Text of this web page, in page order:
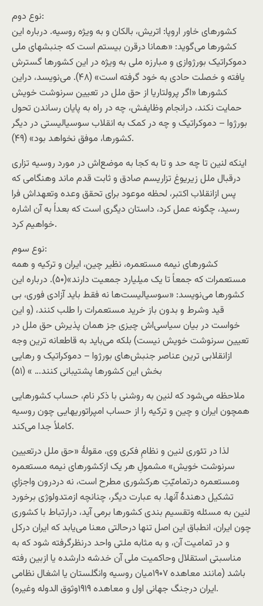
نوع دوم:
کشورهای خاور اروپا: اتريش، بالکان و به ويژه روسيه. درباره اين
کشورها می‌گويد: «همانا درقرن بيستم است که جنبشهای ملی
دموکراتيک بورژوازی و مبارزه ملی به ويژه در اين کشورها گسترش
يافته و خصلت حادی به خود گرفته است» (۴۸). می‌نويسد، دراين
کشورها «اگر پرولتاريا از حق ملل در تعيين سرنوشت خويش
حمايت نکند، درانجام وظايفش، چه در راه به پايان رساندن تحول
بورژوا – دموکراتيک و چه در کمک به انقلاب سوسياليستی در ديگر
کشورها، موفق نخواهد بود» (۴۹).
اینکه لنین تا چه حد و تا به کجا به موضع‌اش در مورد روسیه تزاری
درقبال ملل زیریوغ تزاریسم صادق و ثابت قدم ماند وهنگامی که
پس ازانقلاب اکتبر، لحظه موعود برای تحقق وعده وتعهد‌اش فرا
رسید، چگونه عمل کرد، داستان دیگری است که بعداً به آن اشاره
خواهیم کرد.
نوع سوم:
کشورهای نيمه مستعمره، نظير چين، ايران و ترکيه و همه
مستعمرات که جمعاً تا يک ميليارد جمعيت دارند»(۵۰). درباره اين
کشورها می‌نويسد: «سوسياليست‌ها نه فقط بايد آزادی فوری، بی
قيد وشرط و بدون باز خريد مستعمرات را طلب کنند، (و اين
خواست در بيان سياسی‌اش چيزی جز همان پذيرش حق ملل در
تعيين سرنوشت خويش نيست) بلکه می‌بايد به قاطعانه ترين وجه
ازانقلابی ترين عناصر جنبش‌های بورژوا – دموکراتيک و رهايی
بخش اين کشورها پشتيبانی کنند… » (۵۱)
ملاحظه می‌شود که لنين به روشنی با ذکر نام، حساب کشورهايی
همچون ايران و چين و ترکيه را از حساب امپراتوریهايی چون روسيه
کاملاً جدا می‌کند.
لذا در تئوری لنين و نظامِ فکری وی، مقولۀ «حق ملل درتعيين
سرنوشت خويش» مشمولِ هر یک ازکشورهای نيمه مستعمره
ومستعمره درتمامیّتِ هرکشوری مطرح است، نه دردرون واجزایِ
تشکیل دهندۀ آنها. به عبارت ديگر، چنانچه ازمتدولوژی برخورد
لنين به مسئله وتقسيم بندی کشورها برمی آيد، درارتباط با کشوری
چون ايران، انطباق اين اصل تنها درحالتی معنا می‌يابد که ايران درکل
و در تماميت آن، و به مثابه ملتی واحد درنظرگرفته شود که به
مناسبتی استقلال وحاکميت ملی آن خدشه دارشده يا ازبين رفته
باشد (مانند معاهده ۱۹۰۷ميان روسيه وانگلستان يا اشغال نظامی
ايران درجنگ جهانی اول و معاهده ۱۹۱۹وثوق الدوله وغيره).